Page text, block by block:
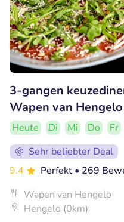
3-gangen
Wapen van Hengelo
Heute Di Mi Do
Fr
Sehr beliebter Deal
9.4
Perfekt • 269
Wapen van Hengelo
Hengelo (0km)